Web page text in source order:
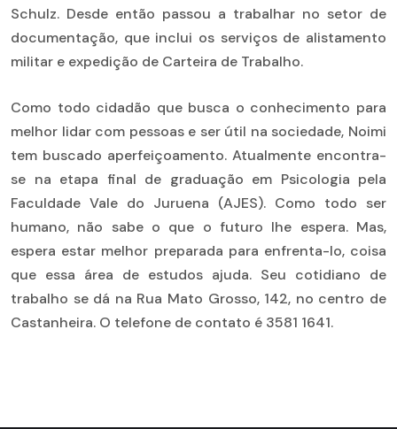
Schulz. Desde então passou a trabalhar no setor de
documentação, que inclui os serviços de alistamento
militar e expedição de Carteira de Trabalho.
Como todo cidadão que busca o conhecimento para
melhor lidar com pessoas e ser útil na sociedade, Noimi
tem buscado aperfeiçoamento. Atualmente encontra-
se na etapa final de graduação em Psicologia pela
Faculdade Vale do Juruena (AJES). Como todo ser
humano, não sabe o que o futuro lhe espera. Mas,
espera estar melhor preparada para enfrenta-lo, coisa
que essa área de estudos ajuda. Seu cotidiano de
trabalho se dá na Rua Mato Grosso, 142, no centro de
Castanheira. O telefone de contato é 3581 1641.